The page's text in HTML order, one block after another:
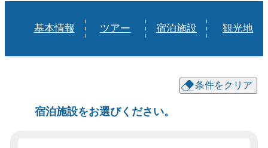
基本情報 ツアー 宿泊施設 観光地
条件をクリア
宿泊施設をお選びください。